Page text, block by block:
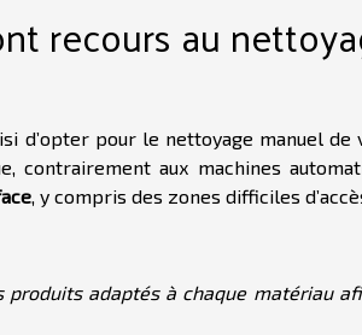
recours au
d’opter pour le nettoyage manuel
contrairement aux machines
, y compris des zones difficiles
produits adaptés à chaque matériau